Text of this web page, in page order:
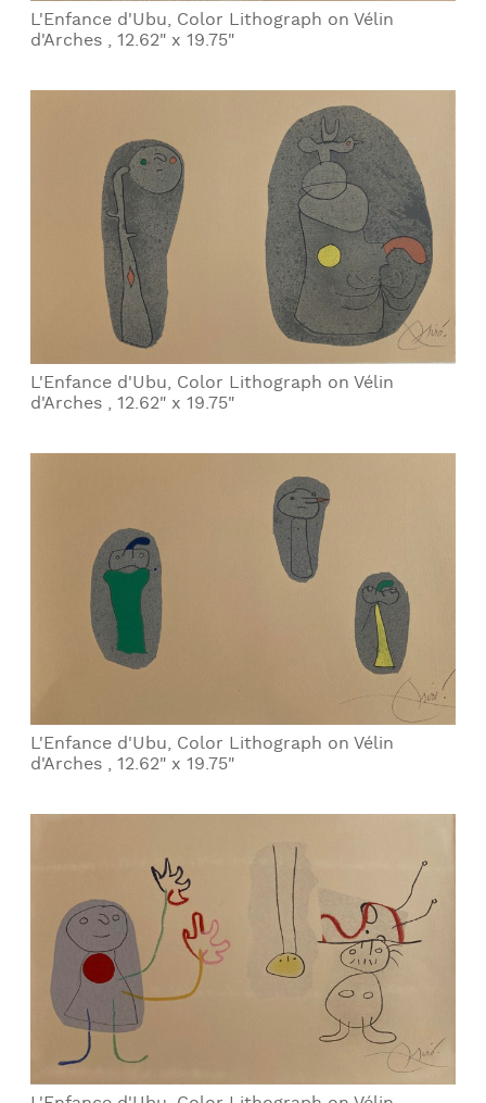
L'Enfance d'Ubu, Color Lithograph on Vélin
d'Arches , 12.62" x 19.75"
L'Enfance d'Ubu, Color Lithograph on Vélin
d'Arches , 12.62" x 19.75"
L'Enfance d'Ubu, Color Lithograph on Vélin
d'Arches , 12.62" x 19.75"